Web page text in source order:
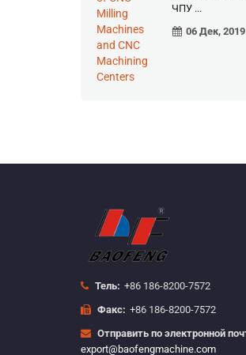
ЧПУ ...
06 Дек, 2019
Тель: +86 186-8200-7572
Факс: +86 186-8200-7572
Отправить по электронной
export@baofengmachine.com